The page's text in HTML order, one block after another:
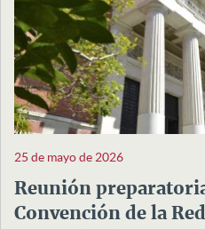
25 de mayo de 2026
Reunión
Convención de la